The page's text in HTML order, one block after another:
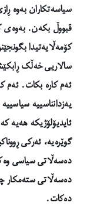
سیاسەتکاران بەوە
قبووڵ بکەن. بەوەی
کۆمەڵایەتیدا
سالاریی خەڵک
ئەم کارە بکات. ئەم
یەزدانناسییە
ئایدیۆلۆژیکە هەیە
گوێرەیە، ئەرکی
دەسەڵاتی سیاسی
دەسەڵاتی ستەمکار
دەکات.